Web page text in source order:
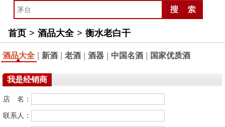
首页 > 酒品大全 > 衡水老白干
酒品大全 新酒 老酒 酒器 中国名酒 国家优质酒
我是经销商
店 名：
联系人：